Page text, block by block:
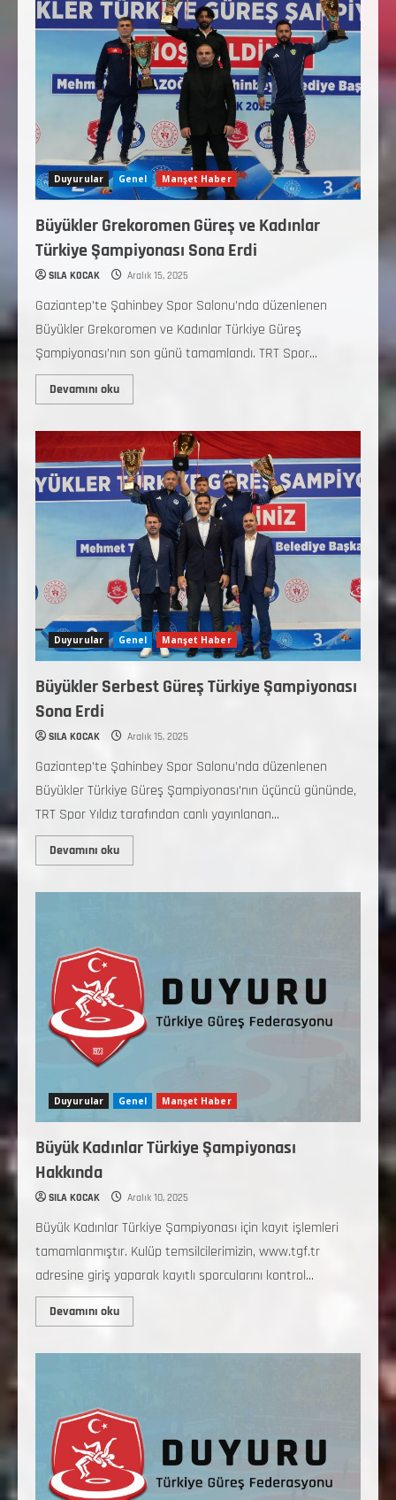
Duyurular Genel Manşet Haber
Büyükler Grekoromen Güreş ve Kadınlar
Türkiye Şampiyonası Sona Erdi
SILA KOCAK Aralık 15, 2025
Gaziantep’te Şahinbey Spor Salonu’nda düzenlenen
Büyükler Grekoromen ve Kadınlar Türkiye Güreş
Şampiyonası’nın son günü tamamlandı. TRT Spor...
Devamını oku
Duyurular Genel Manşet Haber
Büyükler Serbest Güreş Türkiye Şampiyonası
Sona Erdi
SILA KOCAK Aralık 15, 2025
Gaziantep’te Şahinbey Spor Salonu’nda düzenlenen
Büyükler Türkiye Güreş Şampiyonası’nın üçüncü gününde,
TRT Spor Yıldız tarafından canlı yayınlanan...
Devamını oku
Duyurular Genel Manşet Haber
Büyük Kadınlar Türkiye Şampiyonası
Hakkında
SILA KOCAK Aralık 10, 2025
Büyük Kadınlar Türkiye Şampiyonası için kayıt işlemleri
tamamlanmıştır. Kulüp temsilcilerimizin, www.tgf.tr
adresine giriş yaparak kayıtlı sporcularını kontrol...
Devamını oku